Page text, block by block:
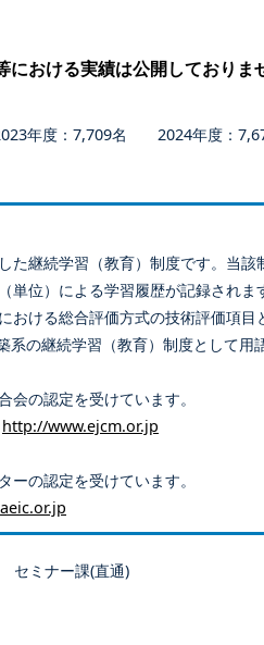
おける実績は公開しておりま
度：7,709名 2024年度：
継続学習（教育）制度です。当
位）による学習履歴が記録され
ける総合評価方式の技術評価項
の継続学習（教育）制度として用
の認定を受けています。
http://www.ejcm.or.jp
の認定を受けています。
ミナー課(直通)